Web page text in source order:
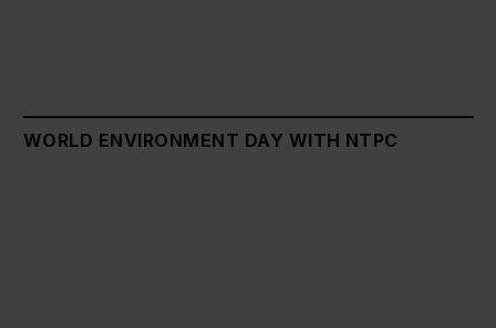
WORLD ENVIRONMENT DAY WITH NTPC